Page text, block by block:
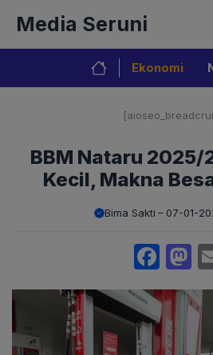
isi
Media Seruni
Ekonomi
BBM Nataru
Kecil, Makna
Bima Sakti 07-01-